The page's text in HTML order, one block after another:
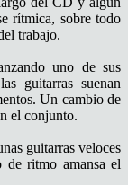
rítmica, sobre todo
trabajo.
uno de sus
guitarras suenan
Un cambio de
el conjunto.
guitarras veloces
ritmo amansa el